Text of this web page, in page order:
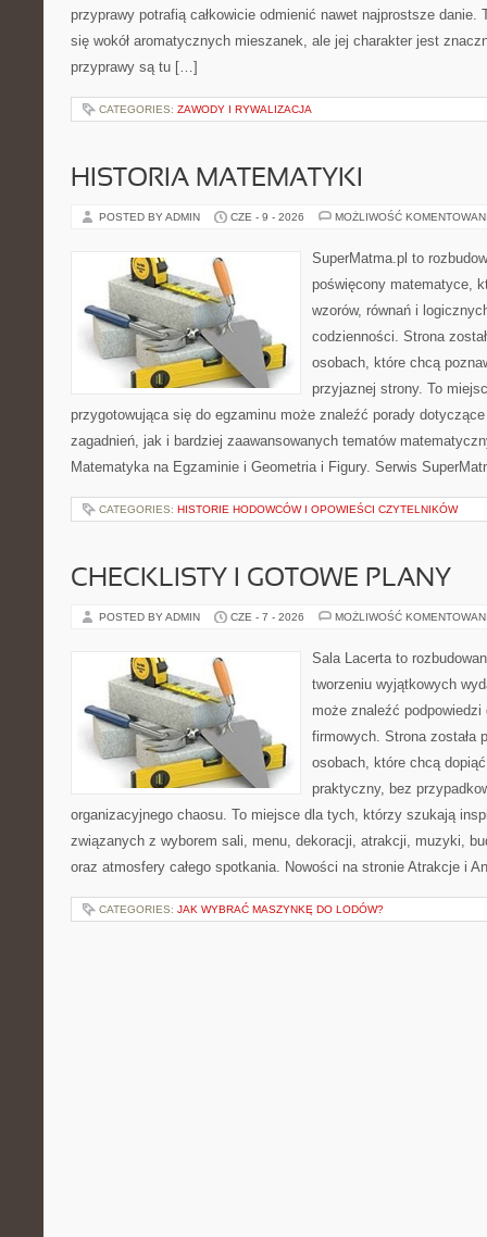
przyprawy potrafią całkowicie odmienić nawet najprostsze danie.
się wokół aromatycznych mieszanek, ale jej charakter jest
przyprawy są tu […]
CATEGORIES: ZAWODY I RYWALIZACJA
HISTORIA MATEMATYKI
POSTED BY ADMIN CZE - 9 - 2026 MOŻLIWOŚĆ
SuperMatma.pl to
poświęcony matematyce,
wzorów, równań i
codzienności. Strona
osobach, które chcą
przyjaznej strony. To
przygotowująca się do egzaminu może znaleźć porady
zagadnień, jak i bardziej zaawansowanych tematów
Matematyka na Egzaminie i Geometria i Figury. Serwis
CATEGORIES: HISTORIE HODOWCÓW I OPOWIEŚCI CZYTELNIKÓW
CHECKLISTY I GOTOWE PLANY
POSTED BY ADMIN CZE - 7 - 2026 MOŻLIWOŚĆ
Sala Lacerta to
tworzeniu wyjątkowych
może znaleźć
firmowych. Strona została
osobach, które chcą
praktyczny, bez
organizacyjnego chaosu. To miejsce dla tych, którzy szukają
związanych z wyborem sali, menu, dekoracji, atrakcji, muzyki,
oraz atmosfery całego spotkania. Nowości na stronie Atrakcje i
CATEGORIES: JAK WYBRAĆ MASZYNKĘ DO LODÓW?